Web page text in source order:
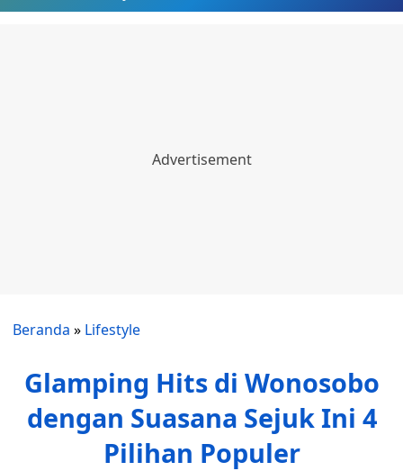
Beranda » Lifestyle
Glamping Hits di Wonosobo
dengan Suasana Sejuk Ini 4
Pilihan Populer